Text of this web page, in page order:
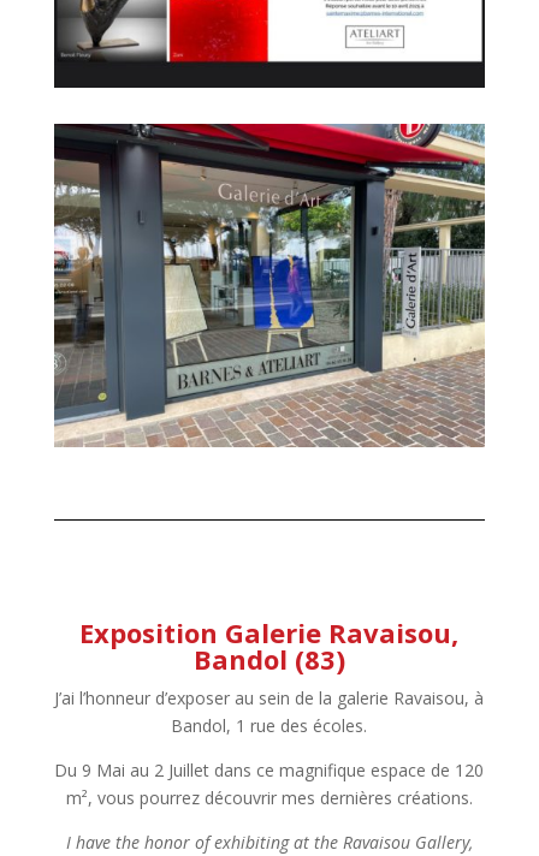
Exposition Galerie Ravaisou,
Bandol (83)
J’ai l’honneur d’exposer au sein de la galerie Ravaisou, à
Bandol, 1 rue des écoles.
Du 9 Mai au 2 Juillet dans ce magnifique espace de 120
m², vous pourrez découvrir mes dernières créations.
I have the honor of exhibiting at the Ravaisou Gallery,